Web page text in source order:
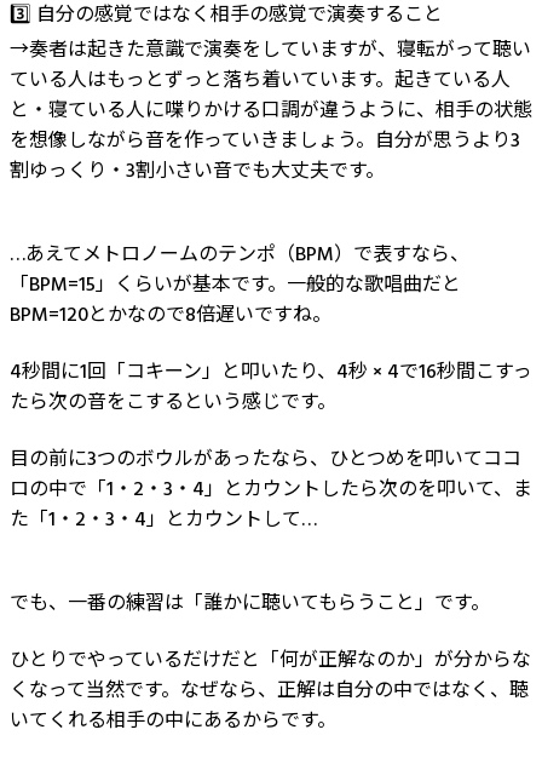
3️⃣ 自分の感覚ではなく相手の感覚で演奏すること
→奏者は起きた意識で演奏をしていますが、寝転がって聴い
ている人はもっとずっと落ち着いています。起きている人
と・寝ている人に喋りかける口調が違うように、相手の状態
を想像しながら音を作っていきましょう。自分が思うより3
割ゆっくり・3割小さい音でも大丈夫です。
…あえてメトロノームのテンポ（BPM）で表すなら、
「BPM=15」くらいが基本です。一般的な歌唱曲だと
BPM=120とかなので8倍遅いですね。
4秒間に1回「コキーン」と叩いたり、4秒 × 4で16秒間こすっ
たら次の音をこするという感じです。
目の前に3つのボウルがあったなら、ひとつめを叩いてココ
ロの中で「1・2・3・4」とカウントしたら次のを叩いて、ま
た「1・2・3・4」とカウントして…
でも、一番の練習は「誰かに聴いてもらうこと」です。
ひとりでやっているだけだと「何が正解なのか」が分からな
くなって当然です。なぜなら、正解は自分の中ではなく、聴
いてくれる相手の中にあるからです。